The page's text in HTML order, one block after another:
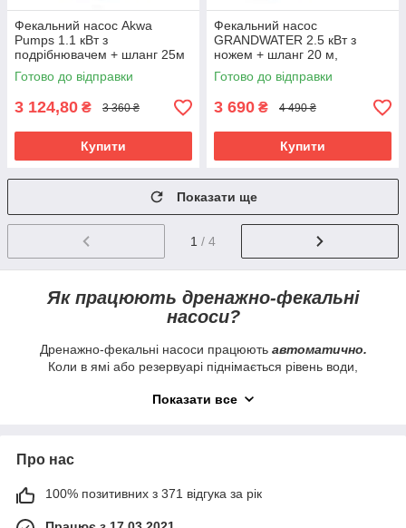
Фекальний насос Akwa
Pumps 1.1 кВт з
подрібнювачем + шланг 25м
Готово до відправки
3 124,80 ₴ 3 360 ₴
Купити
Фекальний насос
GRANDWATER 2.5 кВт з
ножем + шланг 20 м,
металевий трос, зажими,
хомут, рукавиці (комплект)
Готово до відправки
3 690 ₴ 4 490 ₴
Купити
Показати ще
1 / 4
Як працюють дренажно‑фекальні
насоси?
Дренажно-фекальні насоси працюють автоматично.
Коли в ямі або резервуарі піднімається рівень води,
і крильчатка починає перекачувати рідину в трубу.
Що потрібно знати при виборі?
Показати все
Про нас
100% позитивних з 371 відгука за рік